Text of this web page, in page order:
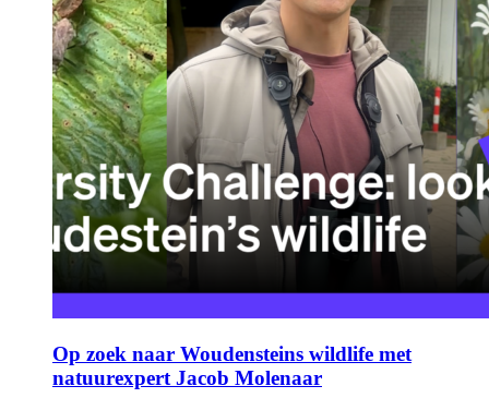
Op zoek naar Woudensteins wildlife met
natuurexpert Jacob Molenaar